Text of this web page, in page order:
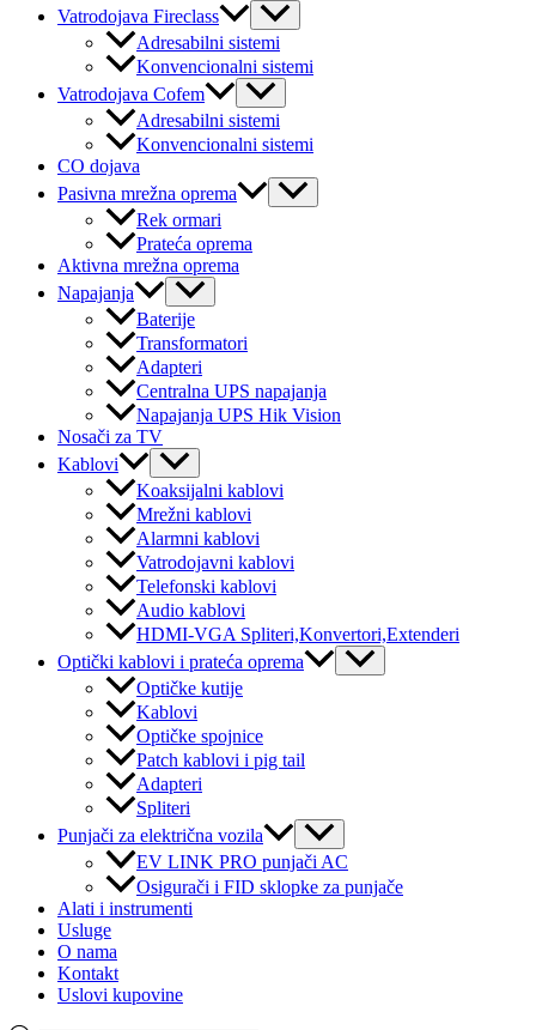
Vatrodojava Fireclass
Menu
Toggle
Adresabilni sistemi
Konvencionalni sistemi
Vatrodojava Cofem
Menu
Toggle
Adresabilni sistemi
Konvencionalni sistemi
CO dojava
Pasivna mrežna oprema
Menu
Toggle
Rek ormari
Prateća oprema
Aktivna mrežna oprema
Napajanja
Menu
Toggle
Baterije
Transformatori
Adapteri
Centralna UPS napajanja
Napajanja UPS Hik Vision
Nosači za TV
Kablovi
Menu
Toggle
Koaksijalni kablovi
Mrežni kablovi
Alarmni kablovi
Vatrodojavni kablovi
Telefonski kablovi
Audio kablovi
HDMI-VGA Spliteri,Konvertori,Extenderi
Optički kablovi i prateća oprema
Menu
Toggle
Optičke kutije
Kablovi
Optičke spojnice
Patch kablovi i pig tail
Adapteri
Spliteri
Punjači za električna vozila
Menu
Toggle
EV LINK PRO punjači AC
Osigurači i FID sklopke za punjače
Alati i instrumenti
Usluge
O nama
Kontakt
Uslovi kupovine